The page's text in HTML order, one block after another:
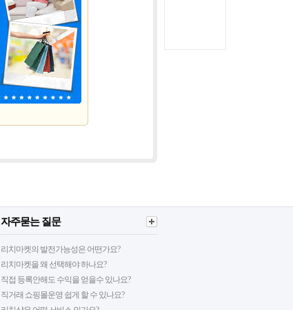
자주묻는 질문
리치마켓의 발전가능성은 어떤가요?
리치마켓을 왜 선택해야 하나요?
직접 등록안해도 수익을 얻을수 있나요?
직거래 쇼핑몰운영 쉽게 할 수 있나요?